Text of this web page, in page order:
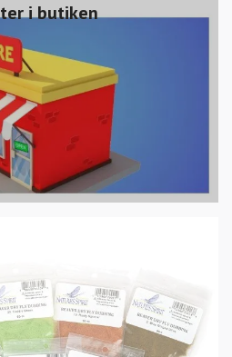
i butiken